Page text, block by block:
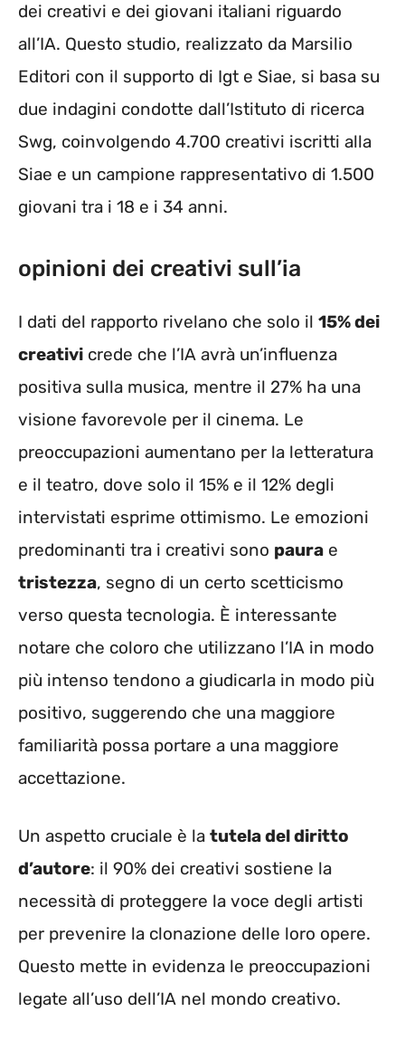
dei creativi e dei giovani italiani riguardo
all’IA. Questo studio, realizzato da Marsilio
Editori con il supporto di Igt e Siae, si basa su
due indagini condotte dall’Istituto di ricerca
Swg, coinvolgendo 4.700 creativi iscritti alla
Siae e un campione rappresentativo di 1.500
giovani tra i 18 e i 34 anni.
opinioni dei creativi sull’ia
I dati del rapporto rivelano che solo il 15% dei
creativi crede che l’IA avrà un’influenza
positiva sulla musica, mentre il 27% ha una
visione favorevole per il cinema. Le
preoccupazioni aumentano per la letteratura
e il teatro, dove solo il 15% e il 12% degli
intervistati esprime ottimismo. Le emozioni
predominanti tra i creativi sono paura e
tristezza, segno di un certo scetticismo
verso questa tecnologia. È interessante
notare che coloro che utilizzano l’IA in modo
più intenso tendono a giudicarla in modo più
positivo, suggerendo che una maggiore
familiarità possa portare a una maggiore
accettazione.
Un aspetto cruciale è la tutela del diritto
d’autore: il 90% dei creativi sostiene la
necessità di proteggere la voce degli artisti
per prevenire la clonazione delle loro opere.
Questo mette in evidenza le preoccupazioni
legate all’uso dell’IA nel mondo creativo.